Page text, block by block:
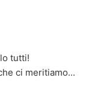
tutti!
ci meritiamo...